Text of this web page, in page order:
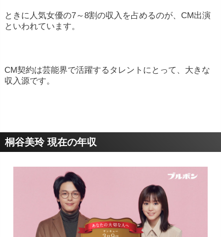
ときに人気女優の7～8割の収入を占めるのが、CM出演
といわれています。
CM契約は芸能界で活躍するタレントにとって、大きな
収入源です。
桐谷美玲 現在の年収